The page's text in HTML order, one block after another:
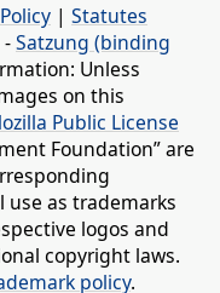
| Statutes
-Satzung (binding
Unless
on this
Public License
Foundation” are
use as trademarks
logos and
copyright laws.
policy.